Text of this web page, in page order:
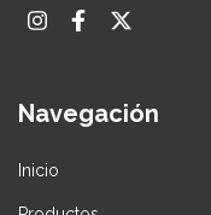
Navegación
Inicio